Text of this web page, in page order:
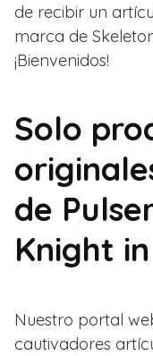
de recibir un
marca de
¡Bienvenidos!
Solo
de
Knight
Nuestro portal
cautivadores